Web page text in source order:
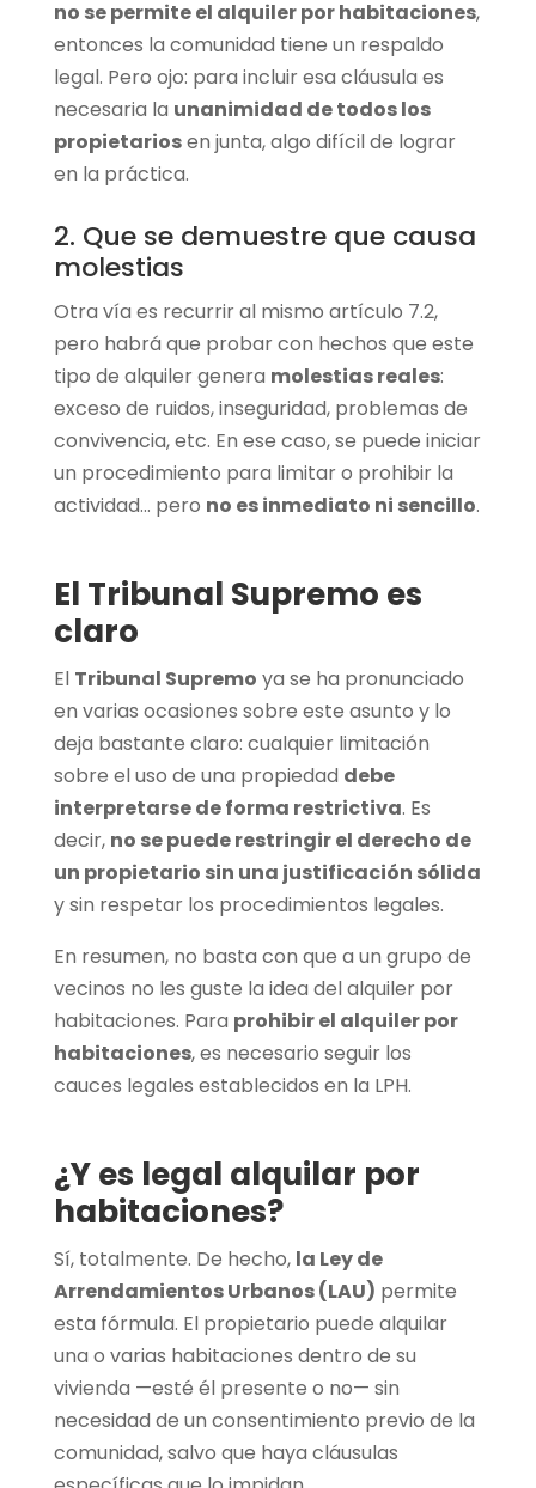
no se permite el alquiler por habitaciones,
entonces la comunidad tiene un respaldo
legal. Pero ojo: para incluir esa cláusula es
necesaria la unanimidad de todos los
propietariosen junta, algo difícil de lograr
en la práctica.
2. Que se demuestre que causa
molestias
Otra vía es recurrir al mismo artículo 7.2,
pero habrá que probar con hechos que este
tipo de alquiler genera molestias reales:
exceso de ruidos, inseguridad, problemas de
convivencia, etc. En ese caso, se puede iniciar
un procedimiento para limitar o prohibir la
actividad… pero no es inmediato ni sencillo.
El Tribunal Supremo es
claro
El Tribunal Supremo ya se ha pronunciado
en varias ocasiones sobre este asunto y lo
deja bastante claro: cualquier limitación
sobre el uso de una propiedad debe
interpretarse de forma restrictiva. Es
decir, no se puede restringir el derecho de
un propietario sin una justificación sólida
y sin respetar los procedimientos legales.
En resumen, no basta con que a un grupo de
vecinos no les guste la idea del alquiler por
habitaciones. Para prohibir el alquiler por
habitaciones, es necesario seguir los
cauces legales establecidos en la LPH.
¿Y es legal alquilar por
habitaciones?
Sí, totalmente. De hecho, la Ley de
Arrendamientos Urbanos (LAU) permite
esta fórmula. El propietario puede alquilar
una o varias habitaciones dentro de su
vivienda —esté él presente o no— sin
necesidad de un consentimiento previo de la
comunidad, salvo que haya cláusulas